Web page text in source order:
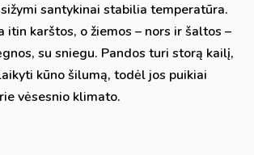
santykinai stabilia temperatūra.
itin karštos, o žiemos – nors ir šaltos –
su sniegu. Pandos turi storą kailį,
kūno šilumą, todėl jos puikiai
vėsesnio klimato.